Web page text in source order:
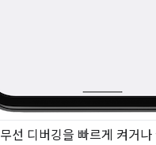
무선 디버깅을 빠르게 켜거나